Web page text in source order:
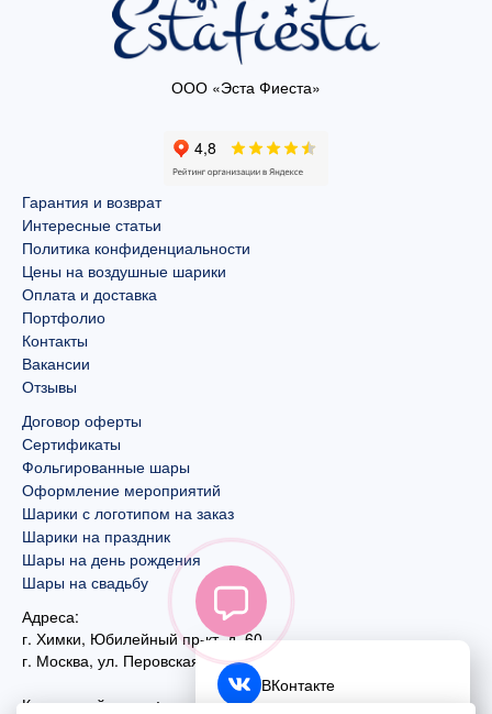
ООО «Эста Фиеста»
Гарантия и возврат
Интересные статьи
Политика конфиденциальности
Цены на воздушные шарики
Оплата и доставка
Портфолио
Контакты
Вакансии
Отзывы
Договор оферты
Сертификаты
Фольгированные шары
Оформление мероприятий
Шарики с логотипом на заказ
Шарики на праздник
Шары на день рождения
Шары на свадьбу
Адреса:
г. Химки, Юбилейный пр-кт, д. 60
г. Москва, ул. Перовская, д. 59
Контактный номер:
ВКонтакте